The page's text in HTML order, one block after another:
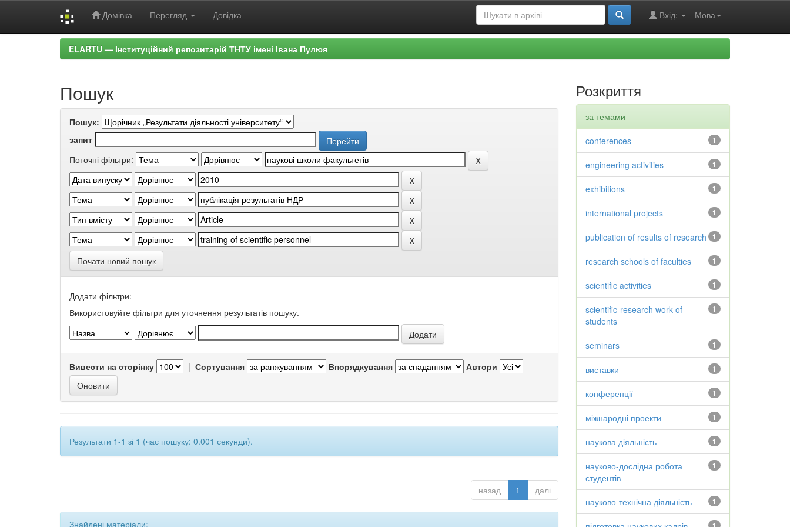
Домівка Перегляд Довідка Мова
Вхід:
ELARTU — Інституційний репозитарій ТНТУ імені Івана Пулюя
Пошук
Пошук:
запит
Поточні фільтри:
Почати новий пошук
Додати фільтри:
Використовуйте фільтри для уточнення результатів пошуку.
Вивести на сторінку | Сортування Впорядкування Автори
Результати 1-1 зі 1 (час пошуку: 0.001 секунди).
назад 1 далі
Знайдені матеріали:
Розкриття
за темами
1
conferences
1
engineering activities
1
exhibitions
1
international projects
1
publication of results of research
1
research schools of faculties
1
scientific activities
1
scientific-research work of
students
1
seminars
1
виставки
1
конференції
1
міжнародні проекти
1
наукова діяльність
1
науково-дослідна робота
студентів
1
науково-технічна діяльність